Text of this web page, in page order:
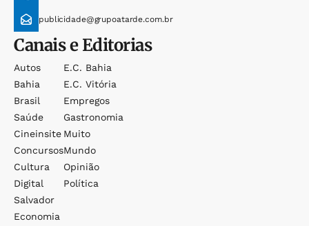
publicidade@grupoatarde.com.br
Canais e Editorias
Autos
Bahia
Brasil
Saúde
Cineinsite
Concursos
Cultura
Digital
Salvador
Economia
E.c. Bahia
E.c. Vitória
Empregos
Gastronomia
Muito
Mundo
Opinião
Política